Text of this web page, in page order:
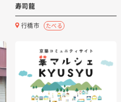
寿司龍
行橋市 たべる